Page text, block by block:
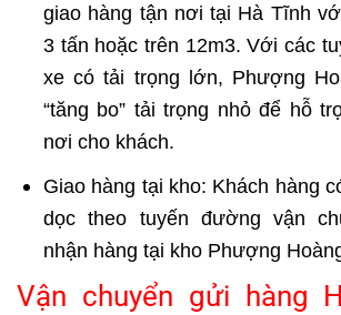
giao hàng tận nơi tại Hà Tĩnh
3 tấn hoặc trên 12m3. Với các
xe có tải trọng lớn, Phượng
“tăng bo” tải trọng nhỏ để hỗ
nơi cho khách.
Giao hàng tại kho: Khách hàng
dọc theo tuyến đường vận
nhận hàng tại kho Phượng
Vận chuyển gửi hàng